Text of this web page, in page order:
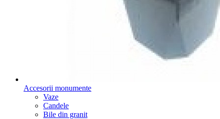
Accesorii monumente
Vaze
Candele
Bile din granit